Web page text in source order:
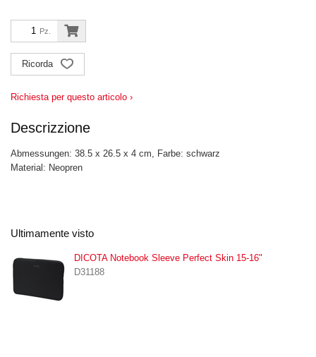
Pz.
Ricorda
Richiesta per questo articolo ›
Descrizzione
Abmessungen: 38.5 x 26.5 x 4 cm, Farbe: schwarz
Material: Neopren
Ultimamente visto
DICOTA Notebook Sleeve Perfect Skin 15-16"
D31188